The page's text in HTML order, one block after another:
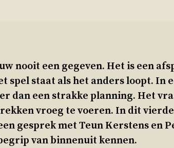
nooit een gegeven. Het is een
spel staat als het anders loopt.
dan een strakke planning. Het
vroeg te voeren. In dit
gesprek met Teun Kerstens en
van binnenuit kennen.